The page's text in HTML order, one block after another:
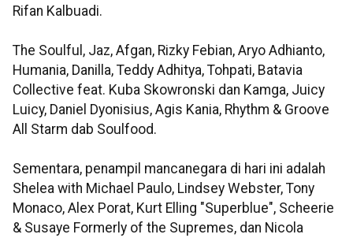
Rifan Kalbuadi.
The Soulful, Jaz, Afgan, Rizky Febian, Aryo Adhianto,
Humania, Danilla, Teddy Adhitya, Tohpati, Batavia
Collective feat. Kuba Skowronski dan Kamga, Juicy
Luicy, Daniel Dyonisius, Agis Kania, Rhythm & Groove
All Starm dab Soulfood.
Sementara, penampil mancanegara di hari ini adalah
Shelea with Michael Paulo, Lindsey Webster, Tony
Monaco, Alex Porat, Kurt Elling "Superblue", Scheerie
& Susaye Formerly of the Supremes, dan Nicola